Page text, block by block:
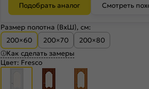
Подобрать аналог Смотреть
Размер полотна (ВхШ), см:
200×60
200×70
200×80
Как сделать замеры
Цвет: Fresco